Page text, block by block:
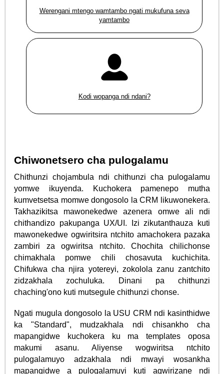
Werengani mtengo wamtambo ngati mukufuna seva
yamtambo
Kodi wopanga ndi ndani?
Chiwonetsero cha pulogalamu
Chithunzi chojambula ndi chithunzi cha pulogalamu
yomwe ikuyenda. Kuchokera pamenepo mutha
kumvetsetsa momwe dongosolo la CRM likuwonekera.
Takhazikitsa mawonekedwe azenera omwe ali ndi
chithandizo pakupanga UX/UI. Izi zikutanthauza kuti
mawonekedwe ogwiritsira ntchito amachokera pazaka
zambiri za ogwiritsa ntchito. Chochita chilichonse
chimakhala pomwe chili chosavuta kuchichita.
Chifukwa cha njira yotereyi, zokolola zanu zantchito
zidzakhala zochuluka. Dinani pa chithunzi
chaching'ono kuti mutsegule chithunzi chonse.
Ngati mugula dongosolo la USU CRM ndi kasinthidwe
ka "Standard", mudzakhala ndi chisankho cha
mapangidwe kuchokera ku ma templates oposa
makumi asanu. Aliyense wogwiritsa ntchito
pulogalamuyo adzakhala ndi mwayi wosankha
mapangidwe a pulogalamuyi kuti agwirizane ndi